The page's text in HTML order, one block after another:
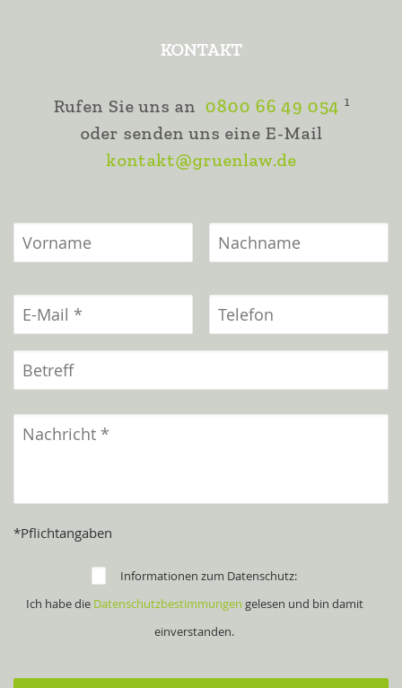
KONTAKT
Rufen Sie uns an 0800 66 49 054 1
oder senden uns eine E-Mail
kontakt@gruenlaw.de
*Pflichtangaben
Informationen zum Datenschutz:
Ich habe die Datenschutzbestimmungen gelesen und bin damit
einverstanden.